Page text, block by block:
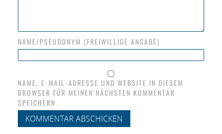
NAME/PSEUDONYM (FREIWILLIGE ANGABE)
NAME, E-MAIL-ADRESSE UND WEBSITE IN DIESEM
BROWSER FÜR MEINEN NÄCHSTEN KOMMENTAR
SPEICHERN.